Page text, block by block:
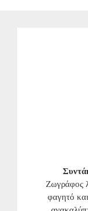
Ζωγράφος
φαγητό